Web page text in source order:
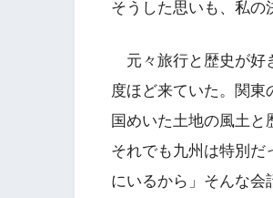
そうした思いも、私の
元々旅行と歴史が好
度ほど来ていた。関
国めいた土地の風土と
それでも九州は特別だ
にいるから」そんな会